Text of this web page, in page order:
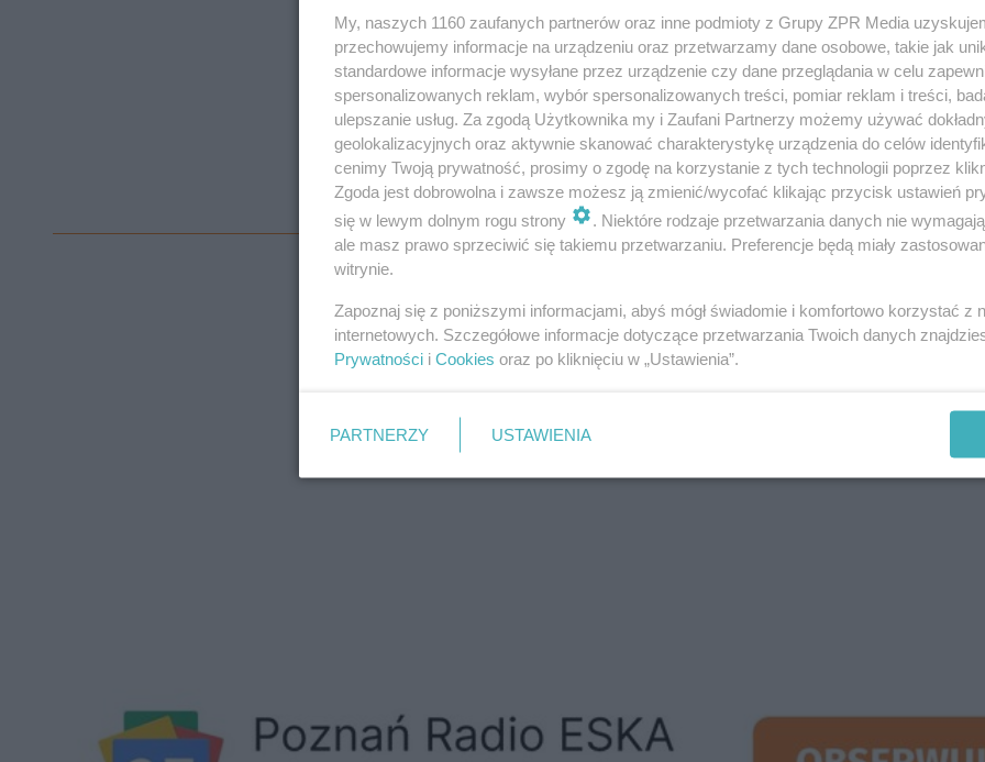
ROZWIŃ
My, naszych 1160 zaufanych partnerów oraz inne podmioty z Grupy ZPR Media
przechowujemy informacje na urządzeniu oraz przetwarzamy dane osobowe, takie jak
standardowe informacje wysyłane przez urządzenie czy dane przeglądania w celu
spersonalizowanych reklam, wybór spersonalizowanych treści, pomiar reklam i treści,
ulepszanie usług. Za zgodą Użytkownika my i Zaufani Partnerzy możemy używać
geolokalizacyjnych oraz aktywnie skanować charakterystykę urządzenia do celów
cenimy Twoją prywatność, prosimy o zgodę na korzystanie z tych technologii poprzez
Zgoda jest dobrowolna i zawsze możesz ją zmienić/wycofać klikając przycisk ustawień
się w lewym dolnym rogu strony
. Niektóre rodzaje przetwarzania danych nie
ale masz prawo sprzeciwić się takiemu przetwarzaniu. Preferencje będą miały
witrynie.
Zapoznaj się z poniższymi informacjami, abyś mógł świadomie i komfortowo korzystać z
internetowych. Szczegółowe informacje dotyczące przetwarzania Twoich danych
Prywatności i Cookies oraz po kliknięciu w „Ustawienia”.
PARTNERZY USTAWIENIA